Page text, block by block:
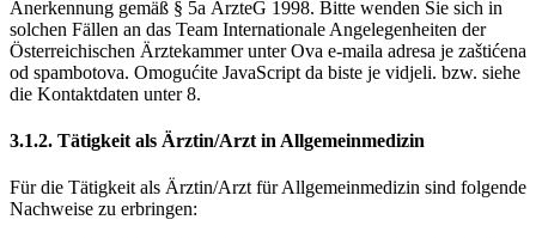
Anerkennung gemäß § 5a ÄrzteG 1998. Bitte wenden Sie sich in
solchen Fällen an das Team Internationale Angelegenheiten der
Österreichischen Ärztekammer unterOva e-maila adresa je zaštićena
od spambotova. Omogućite JavaScript da biste je vidjeli. bzw. siehe
die Kontaktdaten unter 8.
3.1.2. Tätigkeit als Ärztin/Arzt in Allgemeinmedizin
Für die Tätigkeit als Ärztin/Arzt für Allgemeinmedizin sind folgende
Nachweise zu erbringen: